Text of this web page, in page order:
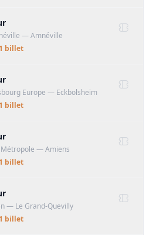
— Amnéville
1 billet
Europe — Eckbolsheim
1 billet
— Amiens
1 billet
— Le Grand-Quevilly
1 billet